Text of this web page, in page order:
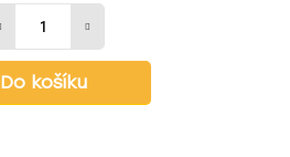
Do košíku